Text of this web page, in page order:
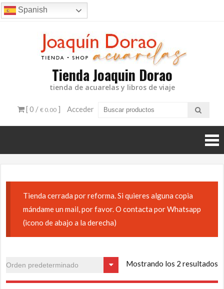
Ir
al
Spanish
Tienda Joaquin Dorao
tienda de acuarelas y libros de viaje
[ 0 / € 0.00] Acceder
Tienda cerrada por reforma. Si quieres alguna copia
mándame un mail, por favor. O contacta por Whatsapp
(icono de abajo a la derecha)
Mostrando los 2 resultados